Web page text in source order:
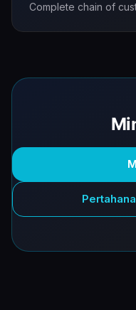
Complete chain of